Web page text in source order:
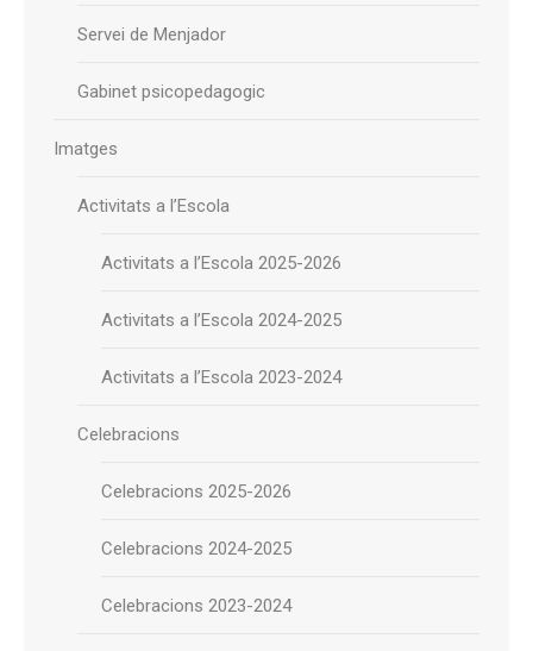
Servei de Menjador
Gabinet psicopedagogic
Imatges
Activitats a l’Escola
Activitats a l’Escola 2025-2026
Activitats a l’Escola 2024-2025
Activitats a l’Escola 2023-2024
Celebracions
Celebracions 2025-2026
Celebracions 2024-2025
Celebracions 2023-2024